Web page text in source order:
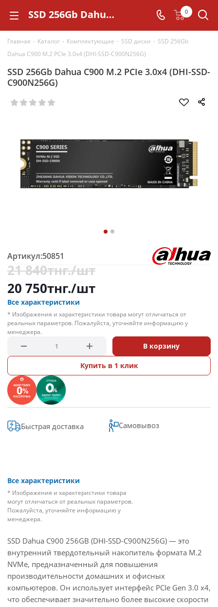
SSD 256Gb Dahua C900 M.2 PCIe 3.0x4 (DHI-SSD-C900N256G) 0
Главная - Каталог - Комплектующие - SSD диски - SSD 256Gb
Dahua C900 M.2 PCIe 3.0x4 (DHI-SSD-C900N256G)
SSD 256Gb Dahua C900 M.2 PCIe 3.0x4 (DHI-SSD-
C900N256G)
Артикул:50851
21 840тнг./шт
20 750тнг./шт
Все характеристики
* Изображения и характеристики товара могут отличаться от
реальных параметров. Пожалуйста, уточняйте информацию у
менеджера.
В корзину
Купить в 1 клик
Быстрая доставка Самовывоз
Все характеристики
* Изображения и характеристики товара
могут отличаться от реальных параметров.
Пожалуйста, уточняйте информацию у
менеджера.
SSD Dahua C900 256GB (DHI-SSD-C900N256G) — это
внутренний твердотельный накопитель формата M.2
NVMe, предназначенный для повышения
производительности домашних и офисных
компьютеров. Он использует интерфейс PCIe Gen 3.0 x4,
что обеспечивает значительно более высокие скорости